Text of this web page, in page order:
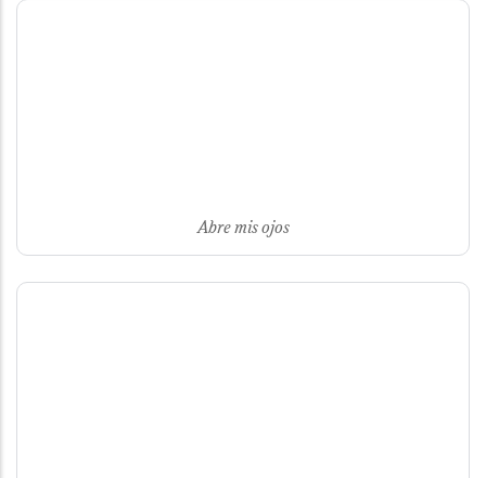
Abre mis ojos